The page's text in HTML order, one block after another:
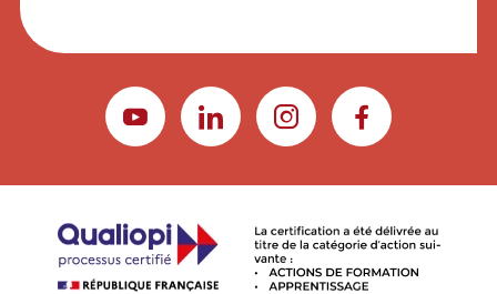
YOUTUBELINKEDININSTAGRAMFACEBOOK